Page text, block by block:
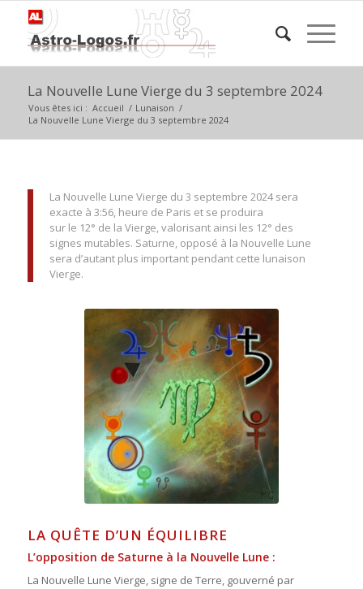
La Nouvelle Lune Vierge du 3 septembre 2024
Vous êtes ici : Accueil / Lunaison /
La Nouvelle Lune Vierge du 3 septembre 2024
La Nouvelle Lune Vierge du 3 septembre 2024 sera
exacte à 3:56, heure de Paris et se produira
sur le 12° de la Vierge, valorisant ainsi les 12° des
signes mutables. Saturne, opposé à la Nouvelle Lune
sera d’autant plus important pendant cette lunaison
Vierge.
LA QUÊTE D’UN ÉQUILIBRE
L’opposition de Saturne à la Nouvelle Lune :
La Nouvelle Lune Vierge, signe de Terre, gouverné par